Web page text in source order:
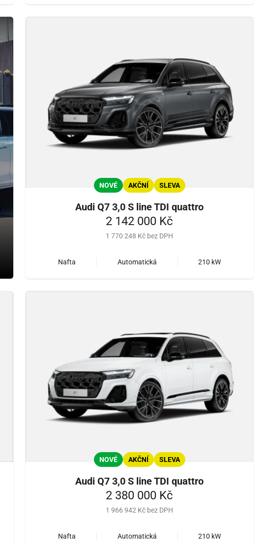
NOVÉ AKČNÍ SLEVA
Audi Q7 3,0 S line TDI quattro
2 142 000 Kč
1 770 248 Kč bez DPH
Nafta Automatická 210 kW
NOVÉ AKČNÍ SLEVA
Audi Q7 3,0 S line TDI quattro
2 380 000 Kč
1 966 942 Kč bez DPH
Nafta Automatická 210 kW